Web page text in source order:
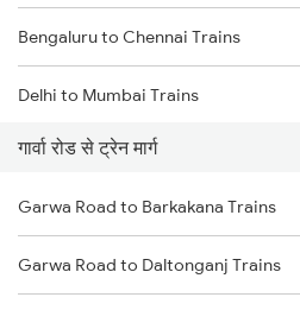
Bengaluru to Chennai Trains
Delhi to Mumbai Trains
Mumbai to Pune Trains
Delhi to Jammu Trains
Mumbai to Delhi Trains
गार्वा रोड से ट्रेन मार्ग
Garwa Road to Barkakana Trains
Garwa Road to Daltonganj Trains